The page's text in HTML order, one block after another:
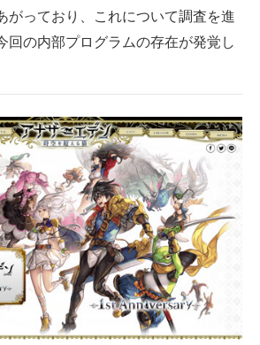
門サイト
サイト
・事例
を支援
門サイト
門サイト
用
ィア
がっており、これについて調査を進
回の内部プログラムの存在が発覚し